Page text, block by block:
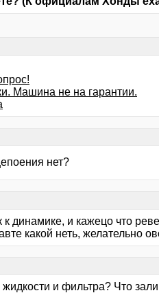
Машина не на гарантии.
нет?
динамике, и кажецо что
какой неть, желательно
жидкости и фильтра? Что